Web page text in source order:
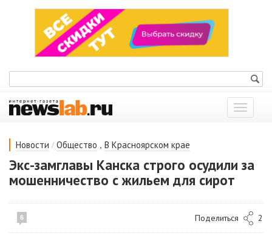
Показать
меню
Новости / Общество , В Красноярском крае
Экс-замглавы Канска строго осудили за
мошенничество с жильем для сирот
6 Поделиться 2